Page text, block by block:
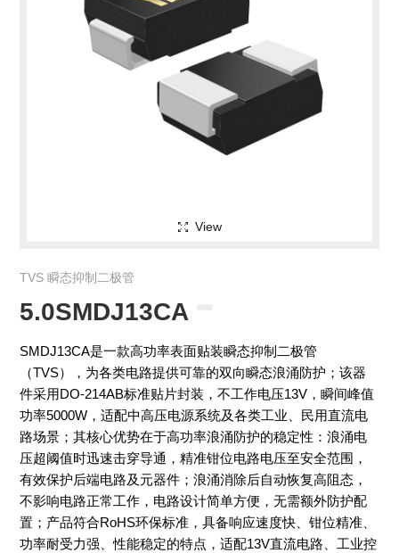
View
TVS 瞬态抑制二极管
5.0SMDJ13CA
SMDJ13CA是一款高功率表面贴装瞬态抑制二极管
（TVS），为各类电路提供可靠的双向瞬态浪涌防护；该器
件采用DO-214AB标准贴片封装，不工作电压13V，瞬间峰值
功率5000W，适配中高压电源系统及各类工业、民用直流电
路场景；其核心优势在于高功率浪涌防护的稳定性：浪涌电
压超阈值时迅速击穿导通，精准钳位电路电压至安全范围，
有效保护后端电路及元器件；浪涌消除后自动恢复高阻态，
不影响电路正常工作，电路设计简单方便，无需额外防护配
置；产品符合RoHS环保标准，具备响应速度快、钳位精准、
功率耐受力强、性能稳定的特点，适配13V直流电路、工业控